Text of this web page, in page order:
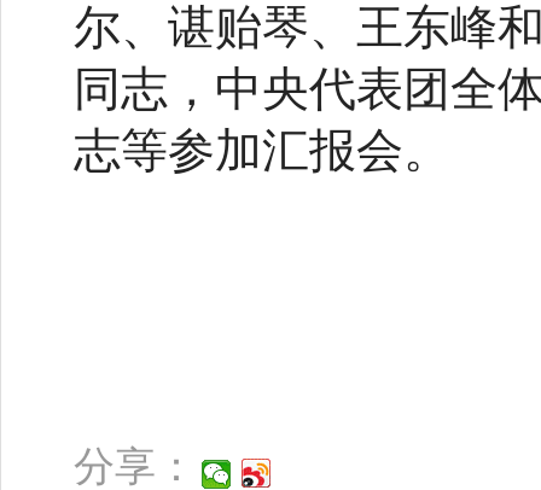
尔、谌贻琴、王东峰
同志，中央代表团全
志等参加汇报会。
分享：